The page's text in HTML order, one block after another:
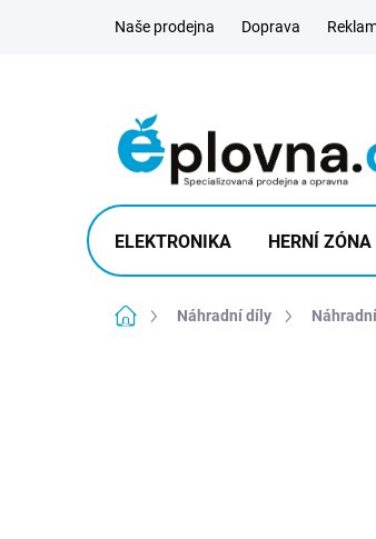
Naše prodejna Doprava
ELEKTRONIKA HERNÍ ZÓNA
Domů Náhradní díly